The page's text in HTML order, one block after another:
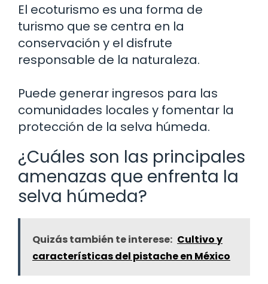
El ecoturismo es una forma de
turismo que se centra en la
conservación y el disfrute
responsable de la naturaleza.
Puede generar ingresos para las
comunidades locales y fomentar la
protección de la selva húmeda.
¿Cuáles son las principales
amenazas que enfrenta la
selva húmeda?
Quizás también te interese: Cultivo y
características del pistache en México